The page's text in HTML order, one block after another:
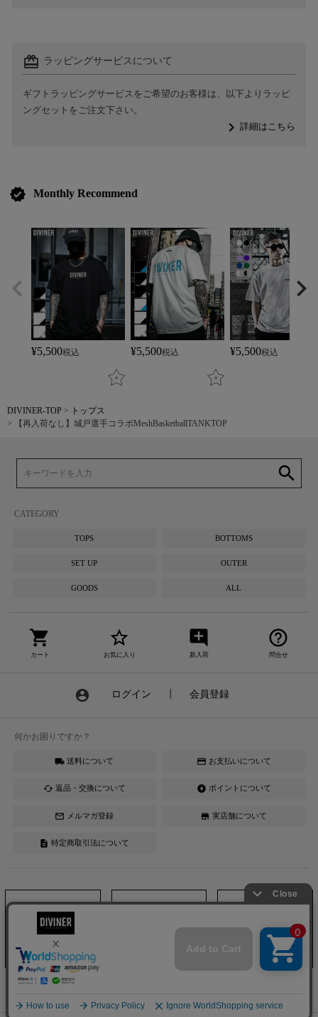
card_giftcard ラッピングサービスについて
ギフトラッピングサービスをご希望のお客様は、以下よりラッピ
ングセットをご注文下さい。
navigate_next詳細はこちら
verified Monthly Recommend
¥5,500税込 ¥5,500税込 ¥5,500税込
DIVINER-TOP
トップス
【再入荷なし】城戸選手コラボMeshBasketballTANKTOP
search
CATEGORY
TOPS BOTTOMS
SET UP OUTER
GOODS ALL
shopping_cart
カート
star_border
お気に入り
add_comment
新入荷
help_outline
問合せ
account_circle ログイン 会員登録
何かお困りですか？
local_shipping 送料について credit_card お支払いについて
cached 返品・交換について offline_bolt ポイントについて
mail_outline メルマガ登録 store 実店舗について
description 特定商取引法について
Instagram YouTube
DIVINER official ONLINESHOP